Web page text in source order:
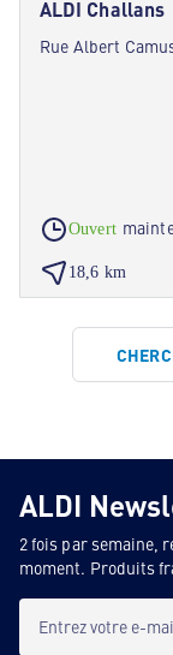
ALDI Challans
Rue Albert
Ouvert
18,6 km
ALDI
2 fois par semaine,
moment. Produits
Entrez votre e-